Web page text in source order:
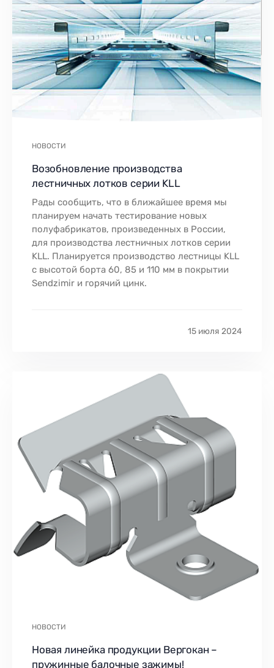
НОВОСТИ
Возобновление производства
лестничных лотков серии KLL
Рады сообщить, что в ближайшее время мы
планируем начать тестирование новых
полуфабрикатов, произведенных в России,
для производства лестничных лотков серии
KLL. Планируется производство лестницы KLL
с высотой борта 60, 85 и 110 мм в покрытии
Sendzimir и горячий цинк.
15 июля 2024
НОВОСТИ
Новая линейка продукции Вергокан –
пружинные балочные зажимы!